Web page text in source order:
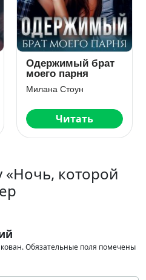
Одержимый брат
моего парня
Милана Стоун
Читать
«Ночь, которой
Обязательные поля помечены